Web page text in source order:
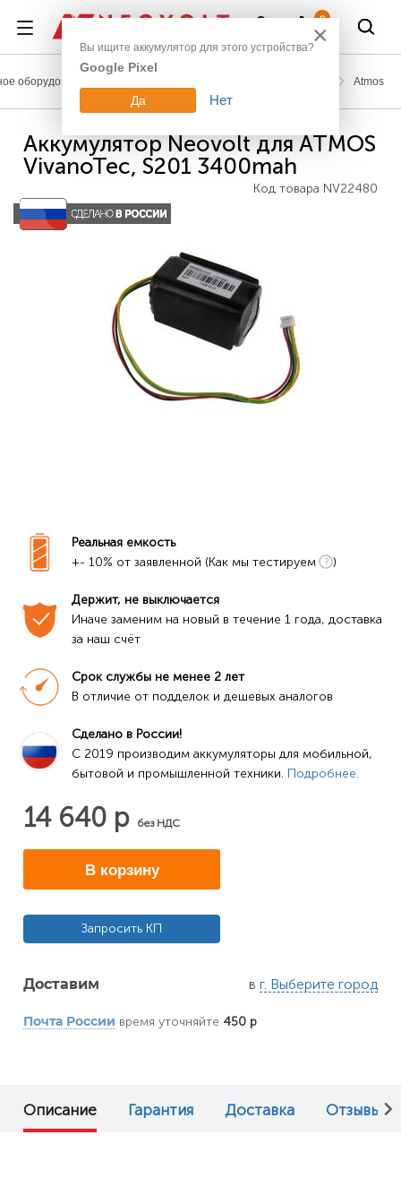
0
оборудование Atmos
Аккумулятор Neovolt для ATMOS
VivanoTec, S201 3400mah
Код товара NV22480
Реальная емкость
+- 10% от заявленной (Как мы тестируем
)
Держит, не выключается
Иначе заменим на новый в течение 1 года, доставка
за наш счёт
Срок службы не менее 2 лет
В отличие от подделок и дешевых аналогов
Сделано в России!
C 2019 производим аккумуляторы для мобильной,
бытовой и промышленной техники. Подробнее.
14 640 р без НДС
В корзину
Запросить КП
Доставим в г. Выберите город
Почта России время уточняйте 450 р
Описание Гарантия Доставка Отзывы (0)
×
Вы ищите аккумулятор для этого устройства?
Google Pixel
Да Нет